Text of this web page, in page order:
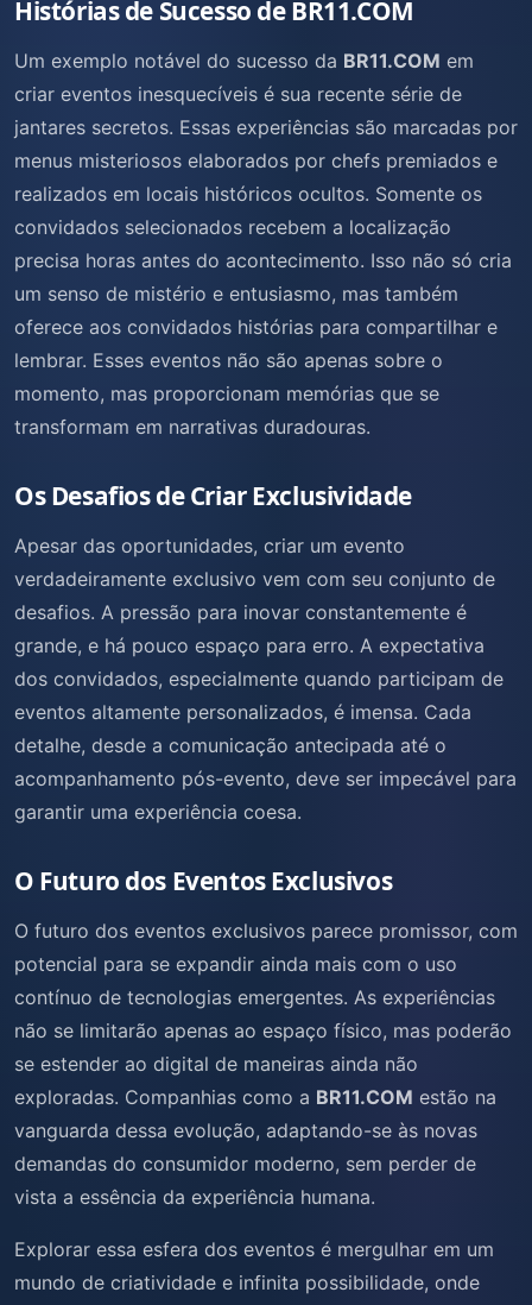
Histórias de Sucesso de BR11.COM
Um exemplo notável do sucesso da BR11.COM em
criar eventos inesquecíveis é sua recente série de
jantares secretos. Essas experiências são marcadas por
menus misteriosos elaborados por chefs premiados e
realizados em locais históricos ocultos. Somente os
convidados selecionados recebem a localização
precisa horas antes do acontecimento. Isso não só cria
um senso de mistério e entusiasmo, mas também
oferece aos convidados histórias para compartilhar e
lembrar. Esses eventos não são apenas sobre o
momento, mas proporcionam memórias que se
transformam em narrativas duradouras.
Os Desafios de Criar Exclusividade
Apesar das oportunidades, criar um evento
verdadeiramente exclusivo vem com seu conjunto de
desafios. A pressão para inovar constantemente é
grande, e há pouco espaço para erro. A expectativa
dos convidados, especialmente quando participam de
eventos altamente personalizados, é imensa. Cada
detalhe, desde a comunicação antecipada até o
acompanhamento pós-evento, deve ser impecável para
garantir uma experiência coesa.
O Futuro dos Eventos Exclusivos
O futuro dos eventos exclusivos parece promissor, com
potencial para se expandir ainda mais com o uso
contínuo de tecnologias emergentes. As experiências
não se limitarão apenas ao espaço físico, mas poderão
se estender ao digital de maneiras ainda não
exploradas. Companhias como a BR11.COM estão na
vanguarda dessa evolução, adaptando-se às novas
demandas do consumidor moderno, sem perder de
vista a essência da experiência humana.
Explorar essa esfera dos eventos é mergulhar em um
mundo de criatividade e infinita possibilidade, onde